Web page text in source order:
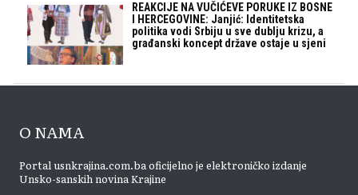
REAKCIJE NA VUČIĆEVE PORUKE IZ BOSNE
I HERCEGOVINE: Janjić: Identitetska
politika vodi Srbiju u sve dublju krizu, a
građanski koncept države ostaje u sjeni
O NAMA
Portal usnkrajina.com.ba oficijelno je elektroničko izdanje
Unsko-sanskih novina Krajine